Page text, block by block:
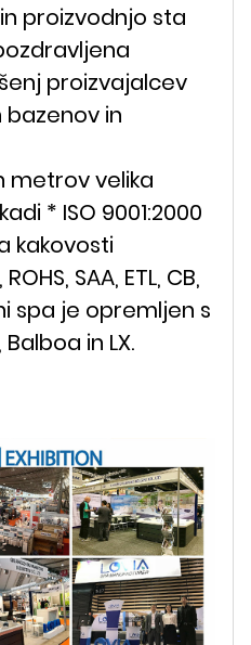
proizvodnjo sta
proizvajalcev
bazenov in
metrov velika
* ISO 9001:2000
kakovosti
SAA, ETL, CB,
spa je opremljen s
in LX.